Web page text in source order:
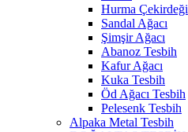
Hurma Çekirdeği
Sandal Ağacı
Şimşir Ağacı
Abanoz Tesbih
Kafur Ağacı
Kuka Tesbih
Öd Ağacı Tesbih
Pelesenk Tesbih
Alpaka Metal Tesbih